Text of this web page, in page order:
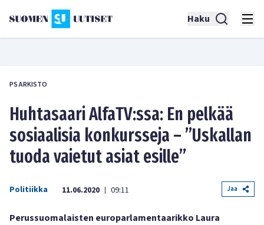
Haku
PS ARKISTO
Huhtasaari AlfaTV:ssa: En pelkää
sosiaalisia konkursseja – ”Uskallan
tuoda vaietut asiat esille”
Politiikka 11.06.2020 | 09:11 Jaa
Perussuomalaisten europarlamentaarikko Laura